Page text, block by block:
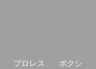
プロレス
ボクシ